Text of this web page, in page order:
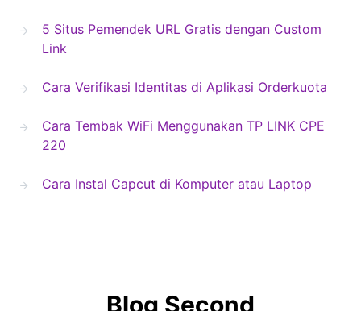
5 Situs Pemendek URL Gratis dengan Custom
Link
Cara Verifikasi Identitas di Aplikasi Orderkuota
Cara Tembak WiFi Menggunakan TP LINK CPE
220
Cara Instal Capcut di Komputer atau Laptop
Blog Second